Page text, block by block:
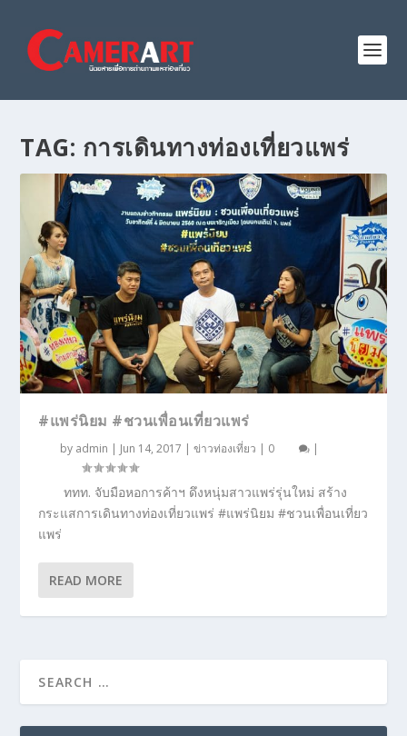
TAG: การเดินทางท่องเที่ยวแพร่
#แพร่นิยม #ชวนเพื่อนเที่ยวแพร่
by admin | Jun 14, 2017 |ข่าวท่องเที่ยว | 0 |
ททท. จับมือหอการค้าฯ ดึงหนุ่มสาวแพร่รุ่นใหม่ สร้าง
กระแสการเดินทางท่องเที่ยวแพร่ #แพร่นิยม #ชวนเพื่อนเที่ยว
แพร่
READ MORE